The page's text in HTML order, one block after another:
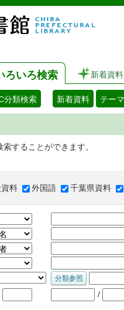
ろいろ検索 新着資料
分類検索 新着資料 テー
することができます。
料 外国語 千葉県資料
/